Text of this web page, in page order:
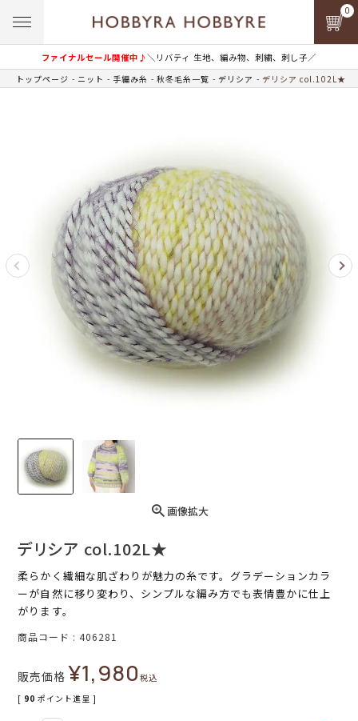
ファイナルセール開催中♪＼リバティ 生地、編み物、刺繍、刺し子／
0
トップページ ニット 手編み糸 秋冬毛糸一覧 デリシア デリシア col.102L★
画像拡大
デリシア col.102L★
柔らかく繊細な肌ざわりが魅力の糸です。グラデーションカラ
ーが自然に移り変わり、シンプルな編み方でも表情豊かに仕上
がります。
商品コード 406281
販売価格 ¥1,980税込
[ 90 ポイント進呈 ]